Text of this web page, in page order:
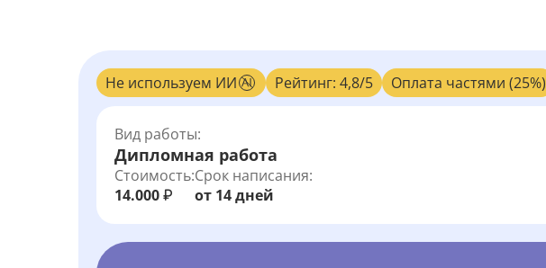
Не используем ИИ Рейтинг: 4,8/5 Оплата частями (25%)
Вид работы:
Дипломная работа
Стоимость:
14.000 ₽
Срок написания:
от 14 дней